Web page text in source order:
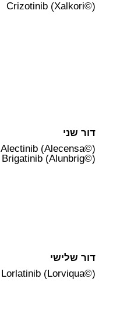
דור שלישי
Lorlatinib (Lorviqua©)
דור שני
Alectinib (Alecensa©)
Brigatinib (Alunbrig©)
Crizotinib (Xalkori©)